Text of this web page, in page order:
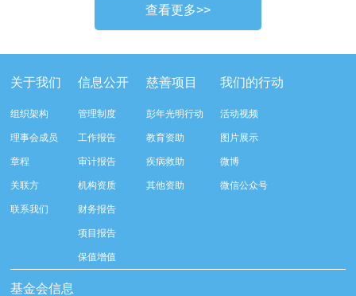
关于我们
组织架构
理事会成员
章程
关联方
联系我们
信息公开
管理制度
工作报告
审计报告
机构资质
财务报告
项目报告
保值增值
慈善项目
彭年光明行动
教育资助
疾病救助
其他资助
我们的行动
活动视频
图片展示
微博
微信公众号
基金会信息